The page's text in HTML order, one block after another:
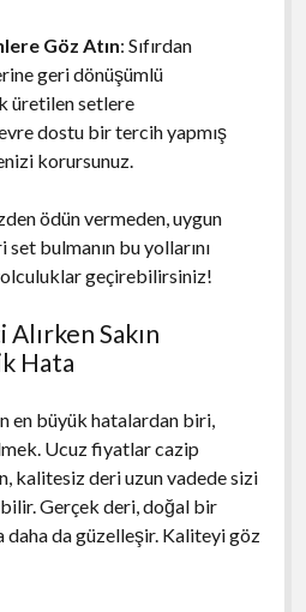
Göz Atın: Sıfırdan
geri dönüşümlü
üretilen setlere
dostu bir tercih yapmış
korursunuz.
ödün vermeden, uygun
bulmanın bu yollarını
geçirebilirsiniz!
Sakın
Hata
en büyük hatalardan biri,
Ucuz fiyatlar cazip
kalitesiz deri uzun vadede sizi
Gerçek deri, doğal bir
daha da güzelleşir. Kaliteyi göz